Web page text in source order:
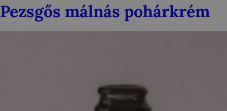
Pezsgős málnás pohárkrém